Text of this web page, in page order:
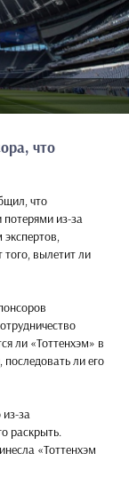
что
что
из-за
вылетит ли
ли «Тоттенхэм» в
ли его
за
раскрыть.
«Тоттенхэм